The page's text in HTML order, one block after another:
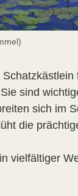
Sie sind
sich im
die
vielfältiger